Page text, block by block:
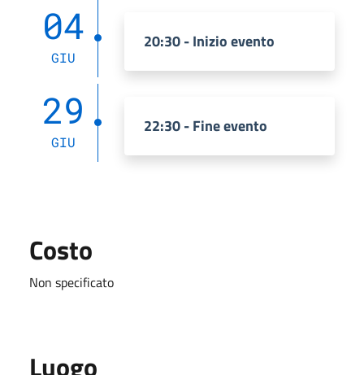
04
GIU
20:30 - Inizio evento
29
GIU
22:30 - Fine evento
Costo
Non specificato
Luogo